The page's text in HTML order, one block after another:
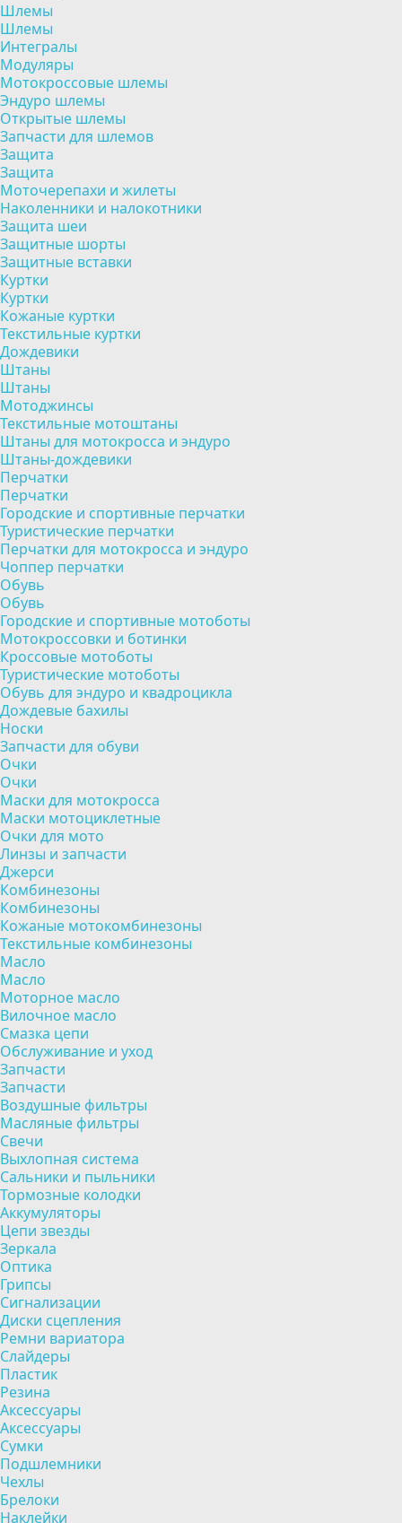
Шлемы
Шлемы
Интегралы
Модуляры
Мотокроссовые шлемы
Эндуро шлемы
Открытые шлемы
Запчасти для шлемов
Защита
Защита
Моточерепахи и жилеты
Наколенники и налокотники
Защита шеи
Защитные шорты
Защитные вставки
Куртки
Куртки
Кожаные куртки
Текстильные куртки
Дождевики
Штаны
Штаны
Мотоджинсы
Текстильные мотоштаны
Штаны для мотокросса и эндуро
Штаны-дождевики
Перчатки
Перчатки
Городские и спортивные перчатки
Туристические перчатки
Перчатки для мотокросса и эндуро
Чоппер перчатки
Обувь
Обувь
Городские и спортивные мотоботы
Мотокроссовки и ботинки
Кроссовые мотоботы
Туристические мотоботы
Обувь для эндуро и квадроцикла
Дождевые бахилы
Носки
Запчасти для обуви
Очки
Очки
Маски для мотокросса
Маски мотоциклетные
Очки для мото
Линзы и запчасти
Джерси
Комбинезоны
Комбинезоны
Кожаные мотокомбинезоны
Текстильные комбинезоны
Масло
Масло
Моторное масло
Вилочное масло
Смазка цепи
Обслуживание и уход
Запчасти
Запчасти
Воздушные фильтры
Масляные фильтры
Свечи
Выхлопная система
Сальники и пыльники
Тормозные колодки
Аккумуляторы
Цепи звезды
Зеркала
Оптика
Грипсы
Сигнализации
Диски сцепления
Ремни вариатора
Слайдеры
Пластик
Резина
Аксессуары
Аксессуары
Сумки
Подшлемники
Чехлы
Брелоки
Наклейки